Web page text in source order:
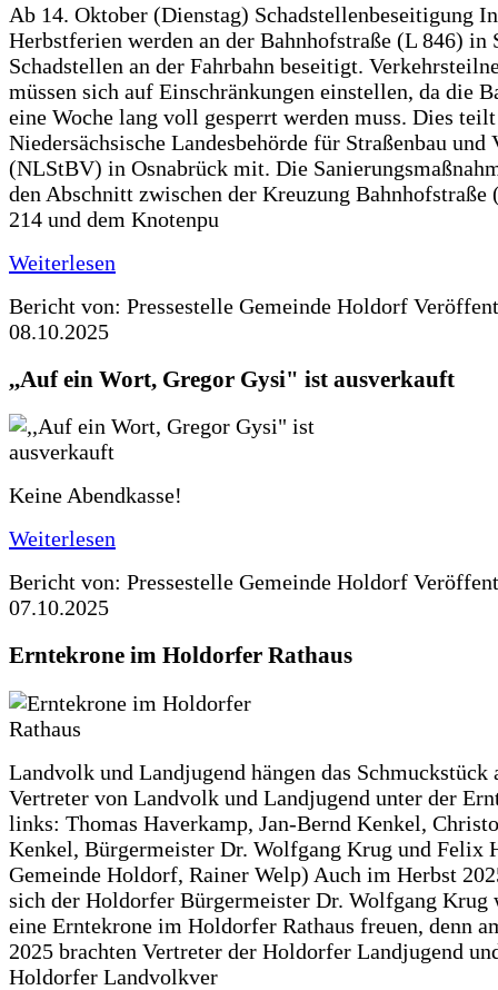
Ab 14. Oktober (Dienstag) Schadstellenbeseitigung
Herbstferien werden an der Bahnhofstraße (L 846) in
Schadstellen an der Fahrbahn beseitigt.
müssen sich auf Einschränkungen einstellen, da die
eine Woche lang voll gesperrt werden muss. Dies
Niedersächsische Landesbehörde für Straßenbau und
(NLStBV) in Osnabrück mit. Die
den Abschnitt zwischen der Kreuzung Bahnhofstraße
214 und dem Knotenpu
Weiterlesen
Bericht von: Pressestelle Gemeinde Holdorf
08.10.2025
,,Auf ein Wort, Gregor Gysi" ist ausverkauft
Keine Abendkasse!
Weiterlesen
Bericht von: Pressestelle Gemeinde Holdorf
07.10.2025
Erntekrone im Holdorfer Rathaus
Landvolk und Landjugend hängen das Schmuckstück
Vertreter von Landvolk und Landjugend unter der
links: Thomas Haverkamp, Jan-Bernd Kenkel,
Kenkel, Bürgermeister Dr. Wolfgang Krug und Felix
Gemeinde Holdorf, Rainer Welp) Auch im Herbst
sich der Holdorfer Bürgermeister Dr. Wolfgang Krug
eine Erntekrone im Holdorfer Rathaus freuen, denn
2025 brachten Vertreter der Holdorfer Landjugend
Holdorfer Landvolkver